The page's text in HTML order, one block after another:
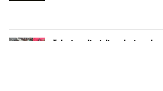
Talento y disciplina: destacada